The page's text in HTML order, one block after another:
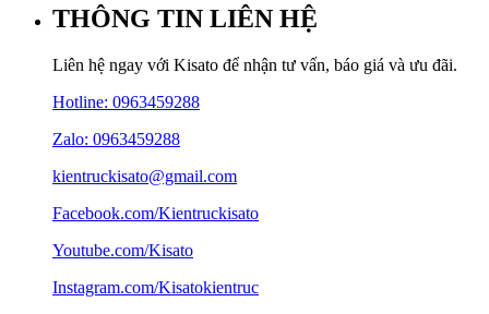
THÔNG TIN LIÊN HỆ
Liên hệ ngay với Kisato để nhận tư vấn, báo giá và ưu đãi.
Hotline: 0963459288
Zalo: 0963459288
kientruckisato@gmail.com
Facebook.com/Kientruckisato
Youtube.com/Kisato
Instagram.com/Kisatokientruc